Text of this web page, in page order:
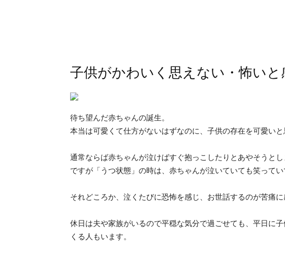
子供がかわいく思えない・怖いと
待ち望んだ赤ちゃんの誕生。
本当は可愛くて仕方がないはずなのに、子供の存在を可愛い
通常ならば赤ちゃんが泣けばすぐ抱っこしたりとあやそうとし
ですが「うつ状態」の時は、赤ちゃんが泣いていても笑って
それどころか、泣くたびに恐怖を感じ、お世話するのが苦痛に
休日は夫や家族がいるので平穏な気分で過ごせても、平日に
くる人もいます。